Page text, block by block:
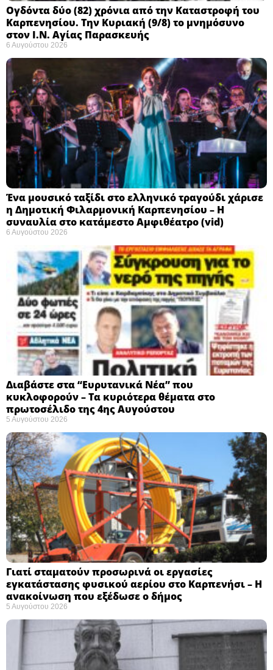
Ογδόντα δύο (82) χρόνια από την Καταστροφή του
Καρπενησίου. Την Κυριακή (9/8) το μνημόσυνο
στον Ι.Ν. Αγίας Παρασκευής
6 Αυγούστου 2026
Ένα μουσικό ταξίδι στο ελληνικό τραγούδι χάρισε
η Δημοτική Φιλαρμονική Καρπενησίου – Η
συναυλία στο κατάμεστο Αμφιθέατρο (vid)
6 Αυγούστου 2026
Διαβάστε στα “Ευρυτανικά Νέα” που
κυκλοφορούν – Τα κυριότερα θέματα στο
πρωτοσέλιδο της 4ης Αυγούστου
5 Αυγούστου 2026
Γιατί σταματούν προσωρινά οι εργασίες
εγκατάστασης φυσικού αερίου στο Καρπενήσι – Η
ανακοίνωση που εξέδωσε ο δήμος
5 Αυγούστου 2026